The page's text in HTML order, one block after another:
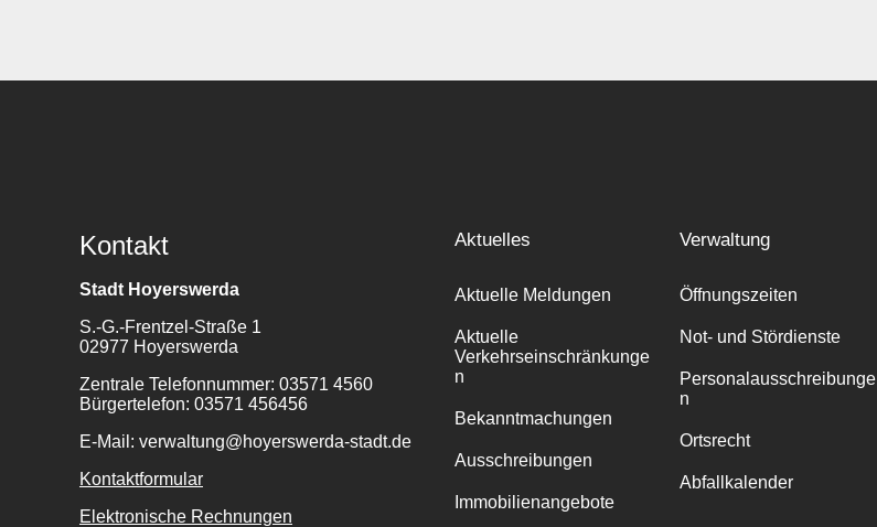
Kontakt
Stadt Hoyerswerda
S.-G.-Frentzel-Straße 1
02977 Hoyerswerda
Zentrale Telefonnummer: 03571 4560
Bürgertelefon: 03571 456456
E-Mail: verwaltung@hoyerswerda-stadt.de
Kontaktformular
Elektronische Rechnungen
Aktuelles
Aktuelle Meldungen
Aktuelle
Verkehrseinschränkunge
n
Bekanntmachungen
Ausschreibungen
Immobilienangebote
Verwaltung
Öffnungszeiten
Not- und Stördienste
Personalausschreibunge
n
Ortsrecht
Abfallkalender